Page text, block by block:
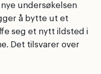
undersøkelsen
å bytte ut et
seg et nytt ildsted i
Det tilsvarer over